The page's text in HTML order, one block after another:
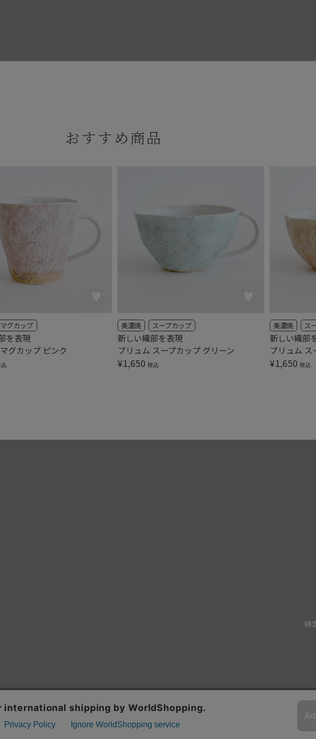
おすすめ商品
グカップ ピンク
マグカップ
を表現
ブリュム スープカップ グリーン
美濃焼 スープカップ
¥1,650 税込
新しい織部を表現
ブリュム ス
美濃焼 ス
¥1,650 税込
新しい織部
特